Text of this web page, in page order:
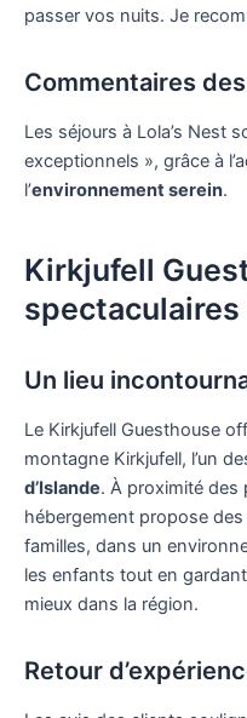
passer vos nuits. Je
Commentaires
Les séjours à Lola’s Nest
exceptionnels », grâce à
l’environnement serein.
Kirkjufell
Un lieu
Le Kirkjufell Guesthouse
montagne Kirkjufell, l’un
d’Islande. À proximité des
hébergement propose
familles, dans un
les enfants tout en
mieux dans la région.
Retour